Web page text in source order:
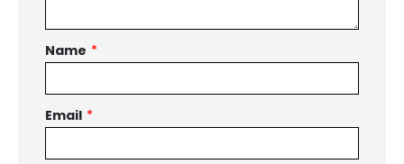
Name *
Email *